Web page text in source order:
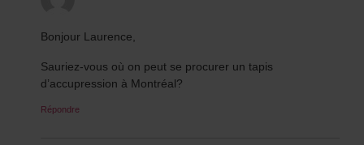
Bonjour Laurence,
Sauriez-vous où on peut se procurer un tapis
d’accupression à Montréal?
Répondre